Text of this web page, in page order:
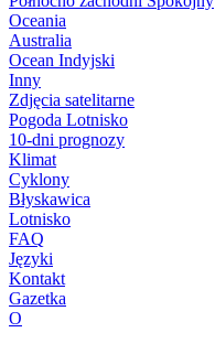
Oceania
Australia
Ocean Indyjski
Inny
Zdjęcia satelitarne
Pogoda Lotnisko
10-dni prognozy
Klimat
Cyklony
Błyskawica
Lotnisko
FAQ
Języki
Kontakt
Gazetka
O